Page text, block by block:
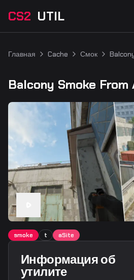
CS2 UTIL
Главная Cache Смок
Balcony Smoke From
smoke t aSite
Информация об
утилите